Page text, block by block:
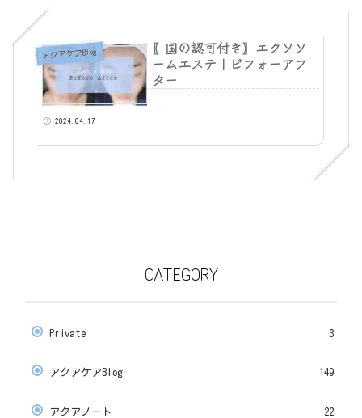
アクアケアBlog
〖国の認可付き〗エクソソ
ームエステ｜ビフォーアフ
ター
2024.04.17
CATEGORY
Private 3
アクアケアBlog 149
アクアノート 22